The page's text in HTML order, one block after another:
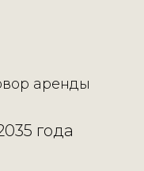
аренды
года